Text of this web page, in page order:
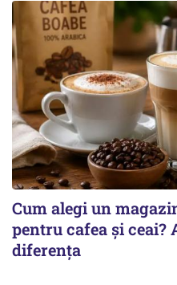
Cum alegi un
pentru cafea și ceai?
diferența